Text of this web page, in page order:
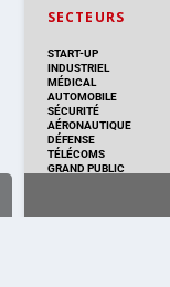
SECTEURS
START-UP
INDUSTRIEL
MÉDICAL
AUTOMOBILE
SÉCURITÉ
AÉRONAUTIQUE
DÉFENSE
TÉLÉCOMS
GRAND PUBLIC